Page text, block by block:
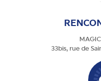
33bis, rue de